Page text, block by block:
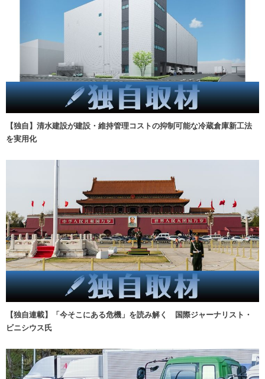
【独自】清水建設が建設・維持管理コストの抑制可能な冷蔵倉庫新工法
を実用化
【独自連載】「今そこにある危機」を読み解く 国際ジャーナリスト・
ビニシウス氏